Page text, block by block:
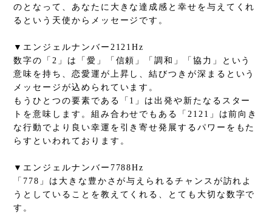
のとなって、あなたに大きな達成感と幸せを与えてくれ
るという天使からメッセージです。
▼エンジェルナンバー2121Hz
数字の「2」は「愛」「信頼」「調和」「協力」という
意味を持ち、恋愛運が上昇し、結びつきが深まるという
メッセージが込められています。
もうひとつの要素である「1」は出発や新たなるスター
トを意味します。組み合わせでもある「2121」は前向き
な行動でより良い幸運を引き寄せ発展するパワーをもた
らすといわれております。
▼エンジェルナンバー7788Hz
「778」は大きな豊かさが与えられるチャンスが訪れよ
うとしていることを教えてくれる、とても大切な数字で
す。